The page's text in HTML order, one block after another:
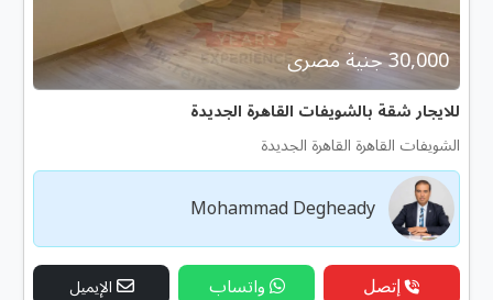
30,000 جنية مصرى
للايجار شقة بالشويفات القاهرة الجديدة
الشويفات القاهرة القاهرة الجديدة
Mohammad Degheady
إتصل واتساب الإيميل